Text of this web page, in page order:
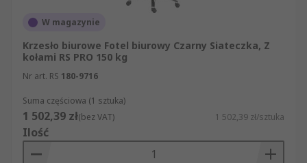
W magazynie
Krzesło biurowe Fotel biurowy Czarny Siateczka, Z
kołami RS PRO 150 kg
Nr art. RS 180-9716
Suma częściowa (1 sztuka)
1 502,39 zł(bez VAT) 1 502,39 zł/sztuka
Ilość